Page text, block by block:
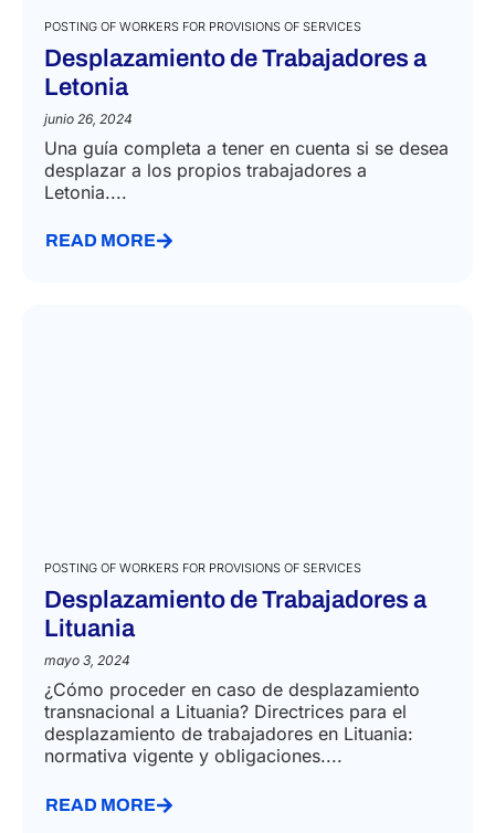
POSTING OF WORKERS FOR PROVISIONS OF SERVICES
Desplazamiento de Trabajadores a
Letonia
junio 26, 2024
Una guía completa a tener en cuenta si se desea
desplazar a los propios trabajadores a
Letonia....
READ MORE
POSTING OF WORKERS FOR PROVISIONS OF SERVICES
Desplazamiento de Trabajadores a
Lituania
mayo 3, 2024
¿Cómo proceder en caso de desplazamiento
transnacional a Lituania? Directrices para el
desplazamiento de trabajadores en Lituania:
normativa vigente y obligaciones....
READ MORE